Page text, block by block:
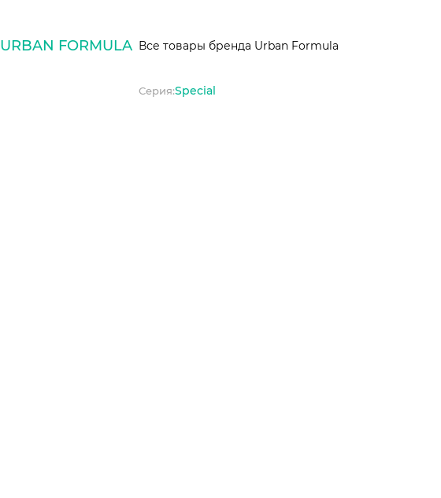
URBAN FORMULA Все товары бренда Urban Formula
Серия:Special